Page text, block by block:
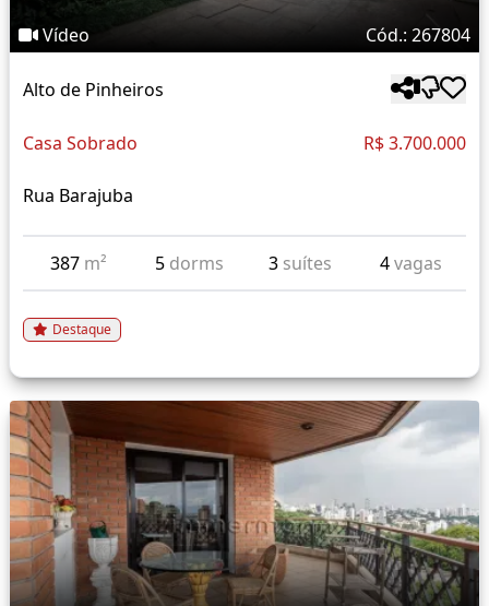
Vídeo Cód.: 267804
Alto de Pinheiros
Casa Sobrado R$ 3.700.000
Rua Barajuba
387 m² 5 dorms 3 suítes 4vagas
Destaque